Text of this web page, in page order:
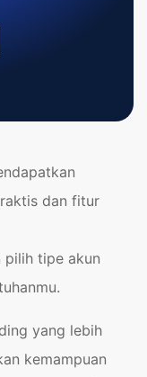
dan fitur
pilih tipe akun
yang lebih
kemampuan